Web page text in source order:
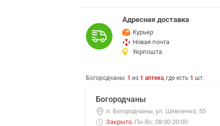
Адресная доставка
Курьер
Новая почта
Укрпошта
Богородчаны: 1 из 1 аптека, где есть 1 шт.
Богородчаны
п. Богородчаны, ул. Шевченко, 55
Закрыто. Пн-Вс: 08:00-20:00